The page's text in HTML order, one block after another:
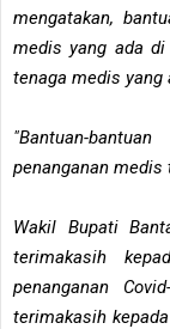
mengatakan,
medis yang ada di
tenaga medis yang
"Bantuan-
penanganan medis
Wakil Bupati
terimakasih
penanganan
terimakasih